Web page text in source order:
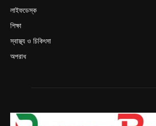
লাইফডেস্ক
শিক্ষা
স্বাস্থ্য ও চিকিৎসা
অপরাধ